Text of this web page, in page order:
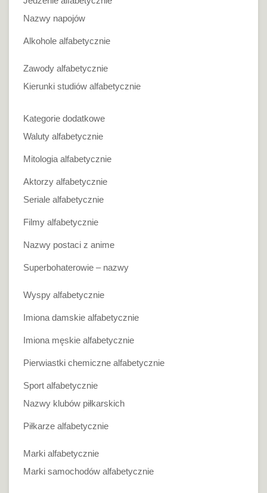
Nazwy napojów
Alkohole alfabetycznie
Zawody alfabetycznie
Kierunki studiów alfabetycznie
Kategorie dodatkowe
Waluty alfabetycznie
Mitologia alfabetycznie
Aktorzy alfabetycznie
Seriale alfabetycznie
Filmy alfabetycznie
Nazwy postaci z anime
Superbohaterowie – nazwy
Wyspy alfabetycznie
Imiona damskie alfabetycznie
Imiona męskie alfabetycznie
Pierwiastki chemiczne alfabetycznie
Sport alfabetycznie
Nazwy klubów piłkarskich
Piłkarze alfabetycznie
Marki alfabetycznie
Marki samochodów alfabetycznie